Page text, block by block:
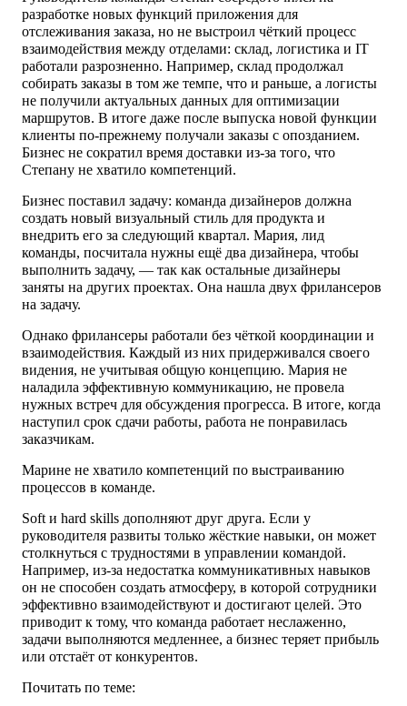
разработке новых функций приложения для
отслеживания заказа, но не выстроил чёткий процесс
взаимодействия между отделами: склад, логистика и IT
работали разрозненно. Например, склад продолжал
собирать заказы в том же темпе, что и раньше, а логисты
не получили актуальных данных для оптимизации
маршрутов. В итоге даже после выпуска новой функции
клиенты по-прежнему получали заказы с опозданием.
Бизнес не сократил время доставки из-за того, что
Степану не хватило компетенций.
Бизнес поставил задачу: команда дизайнеров должна
создать новый визуальный стиль для продукта и
внедрить его за следующий квартал. Мария, лид
команды, посчитала нужны ещё два дизайнера, чтобы
выполнить задачу, — так как остальные дизайнеры
заняты на других проектах. Она нашла двух фрилансеров
на задачу.
Однако фрилансеры работали без чёткой координации и
взаимодействия. Каждый из них придерживался своего
видения, не учитывая общую концепцию. Мария не
наладила эффективную коммуникацию, не провела
нужных встреч для обсуждения прогресса. В итоге, когда
наступил срок сдачи работы, работа не понравилась
заказчикам.
Марине не хватило компетенций по выстраиванию
процессов в команде.
Soft и hard skills дополняют друг друга. Если у
руководителя развиты только жёсткие навыки, он может
столкнуться с трудностями в управлении командой.
Например, из-за недостатка коммуникативных навыков
он не способен создать атмосферу, в которой сотрудники
эффективно взаимодействуют и достигают целей. Это
приводит к тому, что команда работает неслаженно,
задачи выполняются медленнее, а бизнес теряет прибыль
или отстаёт от конкурентов.
Почитать по теме: